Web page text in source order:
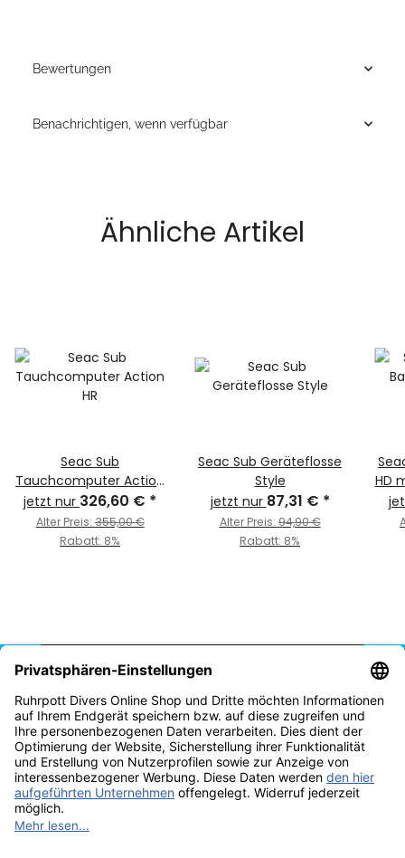
Bewertungen
Benachrichtigen, wenn verfügbar
Ähnliche Artikel
Seac Sub
Tauchcomputer Action
HR
jetzt nur 326,60 € *
Alter Preis:355,00 €
Rabatt: 8%
Seac Sub Geräteflosse
Style
jetzt nur 87,31 € *
Alter Preis:94,90 €
Rabatt: 8%
HD
Vertrag widerrufen